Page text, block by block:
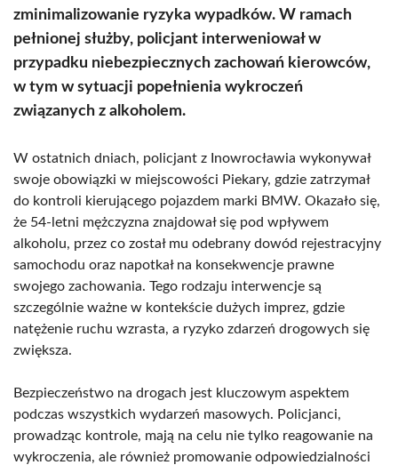
zminimalizowanie ryzyka wypadków. W ramach
pełnionej służby, policjant interweniował w
przypadku niebezpiecznych zachowań kierowców,
w tym w sytuacji popełnienia wykroczeń
związanych z alkoholem.
W ostatnich dniach, policjant z Inowrocławia wykonywał
swoje obowiązki w miejscowości Piekary, gdzie zatrzymał
do kontroli kierującego pojazdem marki BMW. Okazało się,
że 54-letni mężczyzna znajdował się pod wpływem
alkoholu, przez co został mu odebrany dowód rejestracyjny
samochodu oraz napotkał na konsekwencje prawne
swojego zachowania. Tego rodzaju interwencje są
szczególnie ważne w kontekście dużych imprez, gdzie
natężenie ruchu wzrasta, a ryzyko zdarzeń drogowych się
zwiększa.
Bezpieczeństwo na drogach jest kluczowym aspektem
podczas wszystkich wydarzeń masowych. Policjanci,
prowadząc kontrole, mają na celu nie tylko reagowanie na
wykroczenia, ale również promowanie odpowiedzialności